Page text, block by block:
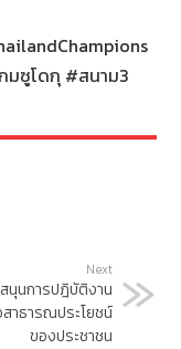
มซูโดกุ #สนาม3
Next
นุนการปฎิบัติงาน
าธารณประโยชน์
ของประชาชน